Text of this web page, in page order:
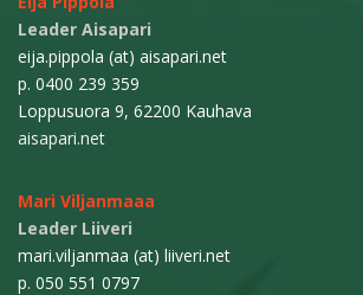
Leader Aisapari
eija.pippola (at) aisapari.net
p. 0400 239 359
Loppusuora 9, 62200 Kauhava
aisapari.net
Mari Viljanmaaa
Leader Liiveri
mari.viljanmaa (at) liiveri.net
p. 050 551 0797